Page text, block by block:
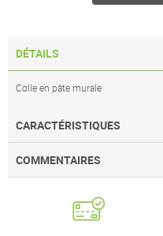
DÉTAILS
Colle en pâte murale
CARACTÉRISTIQUES
COMMENTAIRES